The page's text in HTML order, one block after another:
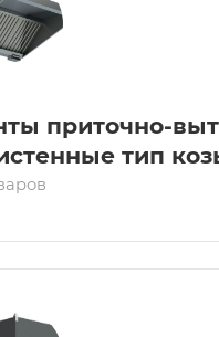
приточно-
тип